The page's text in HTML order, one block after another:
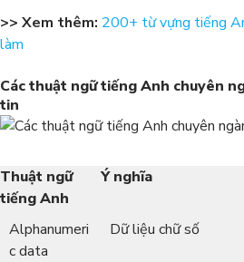
>> Xem thêm: 200+ từ vựng tiếng
làm
Các thuật ngữ tiếng Anh chuyên
tin
Thuật ngữ
tiếng Anh
Ý nghĩa
Alphanumeri
c data
Dữ liệu chữ số